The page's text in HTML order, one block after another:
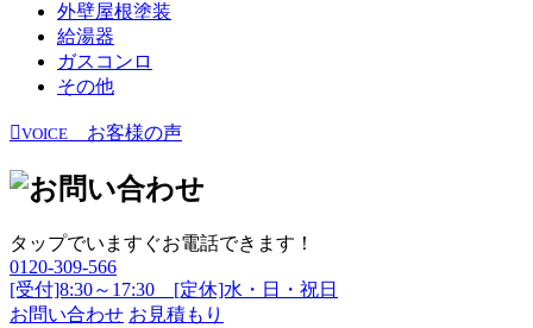
外壁屋根塗装
給湯器
ガスコンロ
その他
VOICE お客様の声
タップでいますぐお電話できます！
0120-309-566
[受付]8:30～17:30 [定休]水・日・祝日
お問い合わせ お見積もり